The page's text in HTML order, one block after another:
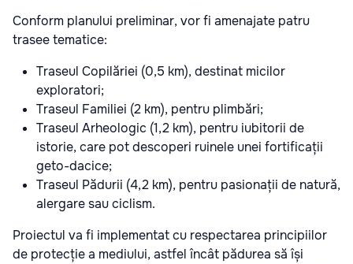
Conform planului preliminar, vor fi amenajate patru
trasee tematice:
Traseul Copilăriei (0,5 km), destinat micilor
exploratori;
Traseul Familiei (2 km), pentru plimbări;
Traseul Arheologic (1,2 km), pentru iubitorii de
istorie, care pot descoperi ruinele unei fortificații
geto-dacice;
Traseul Pădurii (4,2 km), pentru pasionații de natură,
alergare sau ciclism.
Proiectul va fi implementat cu respectarea principiilor
de protecție a mediului, astfel încât pădurea să își